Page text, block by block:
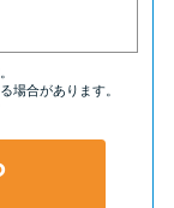
り賢い方
通る？借金
すすめしな
場合があります。